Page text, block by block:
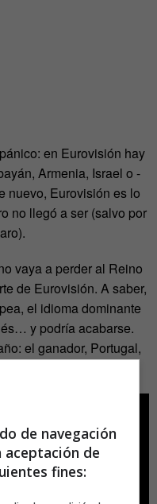
en Eurovisión hay
Armenia, Israel o -
nuevo, Eurovisión es lo
no llegó a ser (salvo por
vaya a perder al Reino
de Eurovisión. A saber,
el idioma dominante
y podría acabarse.
el ganador, Portugal,
de navegación
de
fines: